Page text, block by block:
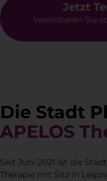
Jetzt
Vereinbaren Sie
Die Stadt
APELOS
Seit Juni 2021 ist die
Therapie mit Sitz in